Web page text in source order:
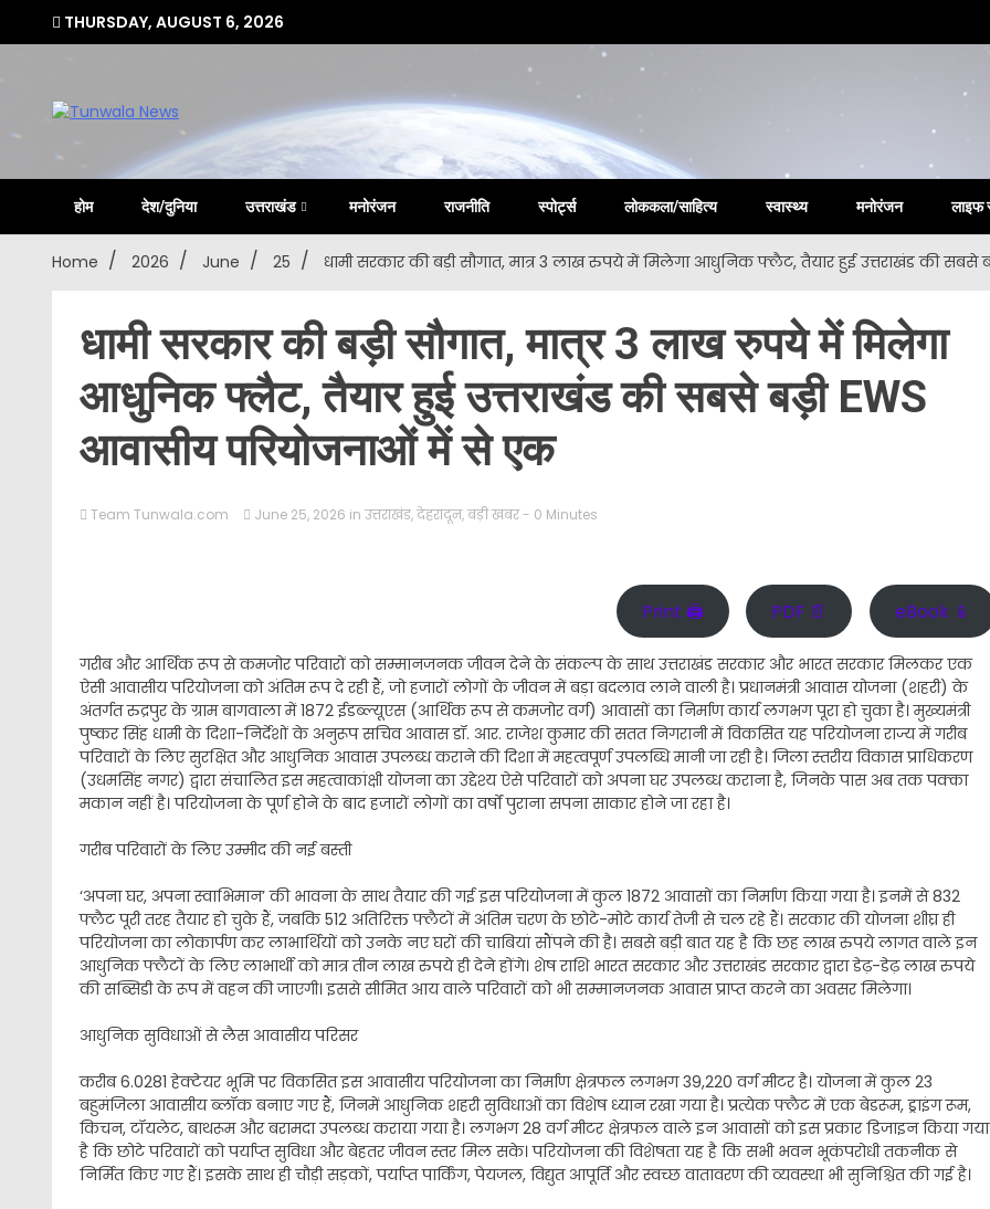
THURSDAY, AUGUST 6, 2026
Tunwala
Uttarakhand Hindi News Portal
होम देश/दुनिया उत्तराखंड मनोरंजन राजनीति स्पोर्ट्स लोककला/साहित्य स्वास्थ्य मनोरंजन लाइफ
Home 2026 June 25 धामी सरकार की बड़ी सौगात, मात्र 3 लाख रुपये में मिलेगा आधुनिक फ्लैट, तैयार हुई उत्तराखंड की
धामी सरकार की बड़ी सौगात, मात्र 3 लाख रुपये में मिलेगा
आधुनिक फ्लैट, तैयार हुई उत्तराखंड की सबसे बड़ी EWS
आवासीय परियोजनाओं में से एक
Team Tunwala.com June 25, 2026 in उत्तराखंड,देहरादून,बड़ी खबर - 0 Minutes
Print 🖨 PDF 📄 eBook 📱
गरीब और आर्थिक रूप से कमजोर परिवारों को सम्मानजनक जीवन देने के संकल्प के साथ उत्तराखंड सरकार और भारत सरकार मिलकर एक
ऐसी आवासीय परियोजना को अंतिम रूप दे रही हैं, जो हजारों लोगों के जीवन में बड़ा बदलाव लाने वाली है। प्रधानमंत्री आवास योजना (शहरी) के
अंतर्गत रुद्रपुर के ग्राम बागवाला में 1872 ईडब्ल्यूएस (आर्थिक रूप से कमजोर वर्ग) आवासों का निर्माण कार्य लगभग पूरा हो चुका है। मुख्यमंत्री
पुष्कर सिंह धामी के दिशा-निर्देशों के अनुरूप सचिव आवास डॉ. आर. राजेश कुमार की सतत निगरानी में विकसित यह परियोजना राज्य में गरीब
परिवारों के लिए सुरक्षित और आधुनिक आवास उपलब्ध कराने की दिशा में महत्वपूर्ण उपलब्धि मानी जा रही है। जिला स्तरीय विकास प्राधिकरण
(उधमसिंह नगर) द्वारा संचालित इस महत्वाकांक्षी योजना का उद्देश्य ऐसे परिवारों को अपना घर उपलब्ध कराना है, जिनके पास अब तक पक्का
मकान नहीं है। परियोजना के पूर्ण होने के बाद हजारों लोगों का वर्षों पुराना सपना साकार होने जा रहा है।
गरीब परिवारों के लिए उम्मीद की नई बस्ती
‘अपना घर, अपना स्वाभिमान’ की भावना के साथ तैयार की गई इस परियोजना में कुल 1872 आवासों का निर्माण किया गया है। इनमें से 832
फ्लैट पूरी तरह तैयार हो चुके हैं, जबकि 512 अतिरिक्त फ्लैटों में अंतिम चरण के छोटे-मोटे कार्य तेजी से चल रहे हैं। सरकार की योजना शीघ्र ही
परियोजना का लोकार्पण कर लाभार्थियों को उनके नए घरों की चाबियां सौंपने की है। सबसे बड़ी बात यह है कि छह लाख रुपये लागत वाले इन
आधुनिक फ्लैटों के लिए लाभार्थी को मात्र तीन लाख रुपये ही देने होंगे। शेष राशि भारत सरकार और उत्तराखंड सरकार द्वारा डेढ़-डेढ़ लाख रुपये
की सब्सिडी के रूप में वहन की जाएगी। इससे सीमित आय वाले परिवारों को भी सम्मानजनक आवास प्राप्त करने का अवसर मिलेगा।
आधुनिक सुविधाओं से लैस आवासीय परिसर
करीब 6.0281 हेक्टेयर भूमि पर विकसित इस आवासीय परियोजना का निर्माण क्षेत्रफल लगभग 39,220 वर्ग मीटर है। योजना में कुल 23
बहुमंजिला आवासीय ब्लॉक बनाए गए हैं, जिनमें आधुनिक शहरी सुविधाओं का विशेष ध्यान रखा गया है। प्रत्येक फ्लैट में एक बेडरूम, ड्राइंग रूम,
किचन, टॉयलेट, बाथरूम और बरामदा उपलब्ध कराया गया है। लगभग 28 वर्ग मीटर क्षेत्रफल वाले इन आवासों को इस प्रकार डिजाइन किया गया
है कि छोटे परिवारों को पर्याप्त सुविधा और बेहतर जीवन स्तर मिल सके। परियोजना की विशेषता यह है कि सभी भवन भूकंपरोधी तकनीक से
निर्मित किए गए हैं। इसके साथ ही चौड़ी सड़कों, पर्याप्त पार्किंग, पेयजल, विद्युत आपूर्ति और स्वच्छ वातावरण की व्यवस्था भी सुनिश्चित की गई है।